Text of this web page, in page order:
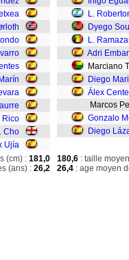
Rico
Cho
Ujía
L.
Dyego
L.
Adri
Marciano
Diego
Álex
Marcos
Gonzalo
Diego
(cm) : 181,0
(ans) : 26,2
180,6 : taille
26,4 : age moyen